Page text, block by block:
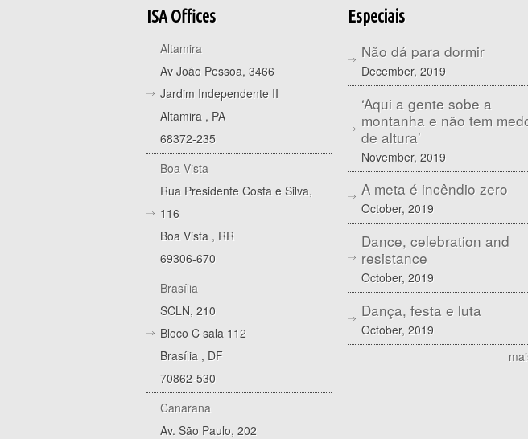
ISA Offices
Altamira
Av João Pessoa, 3466
Jardim Independente II
Altamira , PA
68372-235
Boa Vista
Rua Presidente Costa e Silva,
116
Boa Vista , RR
69306-670
Brasília
SCLN, 210
Bloco C sala 112
Brasília , DF
70862-530
Canarana
Av. São Paulo, 202
Especiais
Não dá para dormir
December, 2019
‘Aqui a gente sobe a
montanha e não tem
de altura’
November, 2019
A meta é incêndio zero
October, 2019
Dance, celebration and
resistance
October, 2019
Dança, festa e luta
October, 2019